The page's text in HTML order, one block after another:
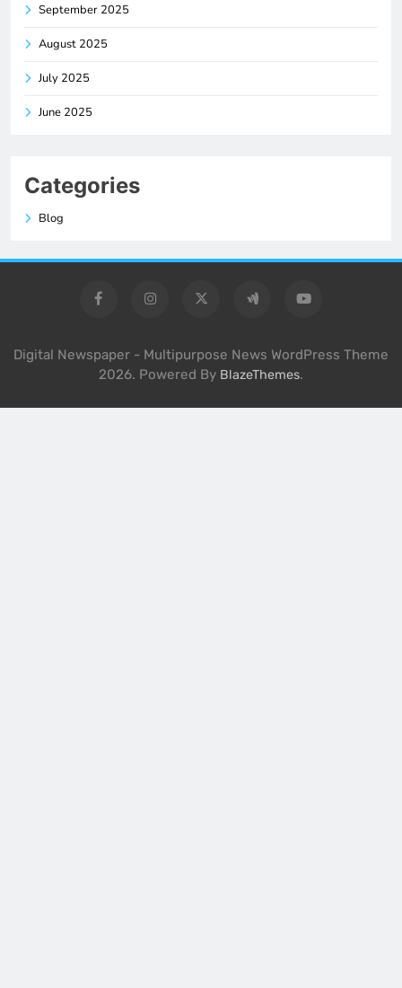
September 2025
August 2025
July 2025
June 2025
Categories
Blog
Digital Newspaper - Multipurpose News WordPress Theme
2026. Powered By BlazeThemes.